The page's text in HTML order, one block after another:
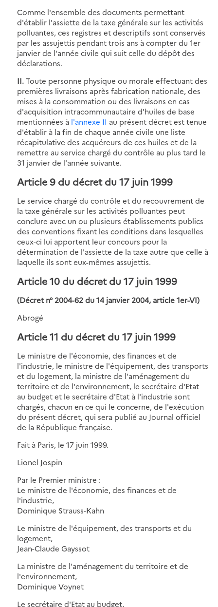
Comme l'ensemble des documents permettant
d'établir l'assiette de la taxe générale sur les activités
polluantes, ces registres et descriptifs sont conservés
par les assujettis pendant trois ans à compter du 1er
janvier de l'année civile qui suit celle du dépôt des
déclarations.
II.Toute personne physique ou morale effectuant des
premières livraisons après fabrication nationale, des
mises à la consommation ou des livraisons en cas
d'acquisition intracommunautaire d'huiles de base
mentionnées à l'annexe II au présent décret est tenue
d'établir à la fin de chaque année civile une liste
récapitulative des acquéreurs de ces huiles et de la
remettre au service chargé du contrôle au plus tard le
31 janvier de l'année suivante.
Article 9 du décret du 17 juin 1999
Le service chargé du contrôle et du recouvrement de
la taxe générale sur les activités polluantes peut
conclure avec un ou plusieurs établissements publics
des conventions fixant les conditions dans lesquelles
ceux-ci lui apportent leur concours pour la
détermination de l'assiette de la taxe autre que celle à
laquelle ils sont eux-mêmes assujettis.
Article 10 du décret du 17 juin 1999
(Décret n° 2004-62 du 14 janvier 2004, article 1er-VI)
Abrogé
Article 11 du décret du 17 juin 1999
Le ministre de l'économie, des finances et de
l'industrie, le ministre de l'équipement, des transports
et du logement, la ministre de l'aménagement du
territoire et de l'environnement, le secrétaire d'Etat
au budget et le secrétaire d'Etat à l'industrie sont
chargés, chacun en ce qui le concerne, de l'exécution
du présent décret, qui sera publié au Journal officiel
de la République française.
Fait à Paris, le 17 juin 1999.
Lionel Jospin
Par le Premier ministre :
Le ministre de l'économie, des finances et de
l'industrie,
Dominique Strauss-Kahn
Le ministre de l'équipement, des transports et du
logement,
Jean-Claude Gayssot
La ministre de l'aménagement du territoire et de
l'environnement,
Dominique Voynet
Le secrétaire d'Etat au budget,